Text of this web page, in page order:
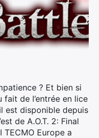
? Et bien si
de l’entrée en lice
est disponible depuis
de A.O.T. 2: Final
TECMO Europe a